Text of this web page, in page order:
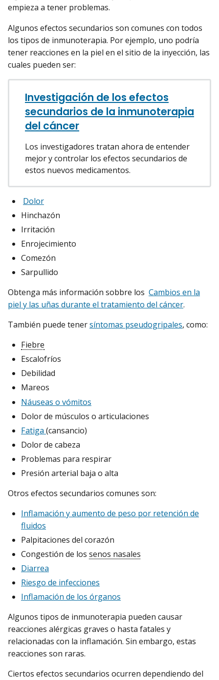
empieza a tener problemas.
Algunos efectos secundarios son comunes con todos
los tipos de inmunoterapia. Por ejemplo, uno podría
tener reacciones en la piel en el sitio de la inyección, las
cuales pueden ser:
Investigación de los efectos
secundarios de la inmunoterapia
del cáncer
Los investigadores tratan ahora de entender
mejor y controlar los efectos secundarios de
estos nuevos medicamentos.
Dolor
Hinchazón
Irritación
Enrojecimiento
Comezón
Sarpullido
Obtenga más información sobbre los Cambios en la
piel y las uñas durante el tratamiento del cáncer.
También puede tenersíntomas pseudogripales, como:
Fiebre
Escalofríos
Debilidad
Mareos
Náuseas o vómitos
Dolor de músculos o articulaciones
Fatiga (cansancio)
Dolor de cabeza
Problemas para respirar
Presión arterial baja o alta
Otros efectos secundarios comunes son:
Inflamación y aumento de peso por retención de
fluidos
Palpitaciones del corazón
Congestión de los senos nasales
Diarrea
Riesgo de infecciones
Inflamación de los órganos
Algunos tipos de inmunoterapia pueden causar
reacciones alérgicas graves o hasta fatales y
relacionadas con la inflamación. Sin embargo, estas
reacciones son raras.
Ciertos efectos secundarios ocurren dependiendo del